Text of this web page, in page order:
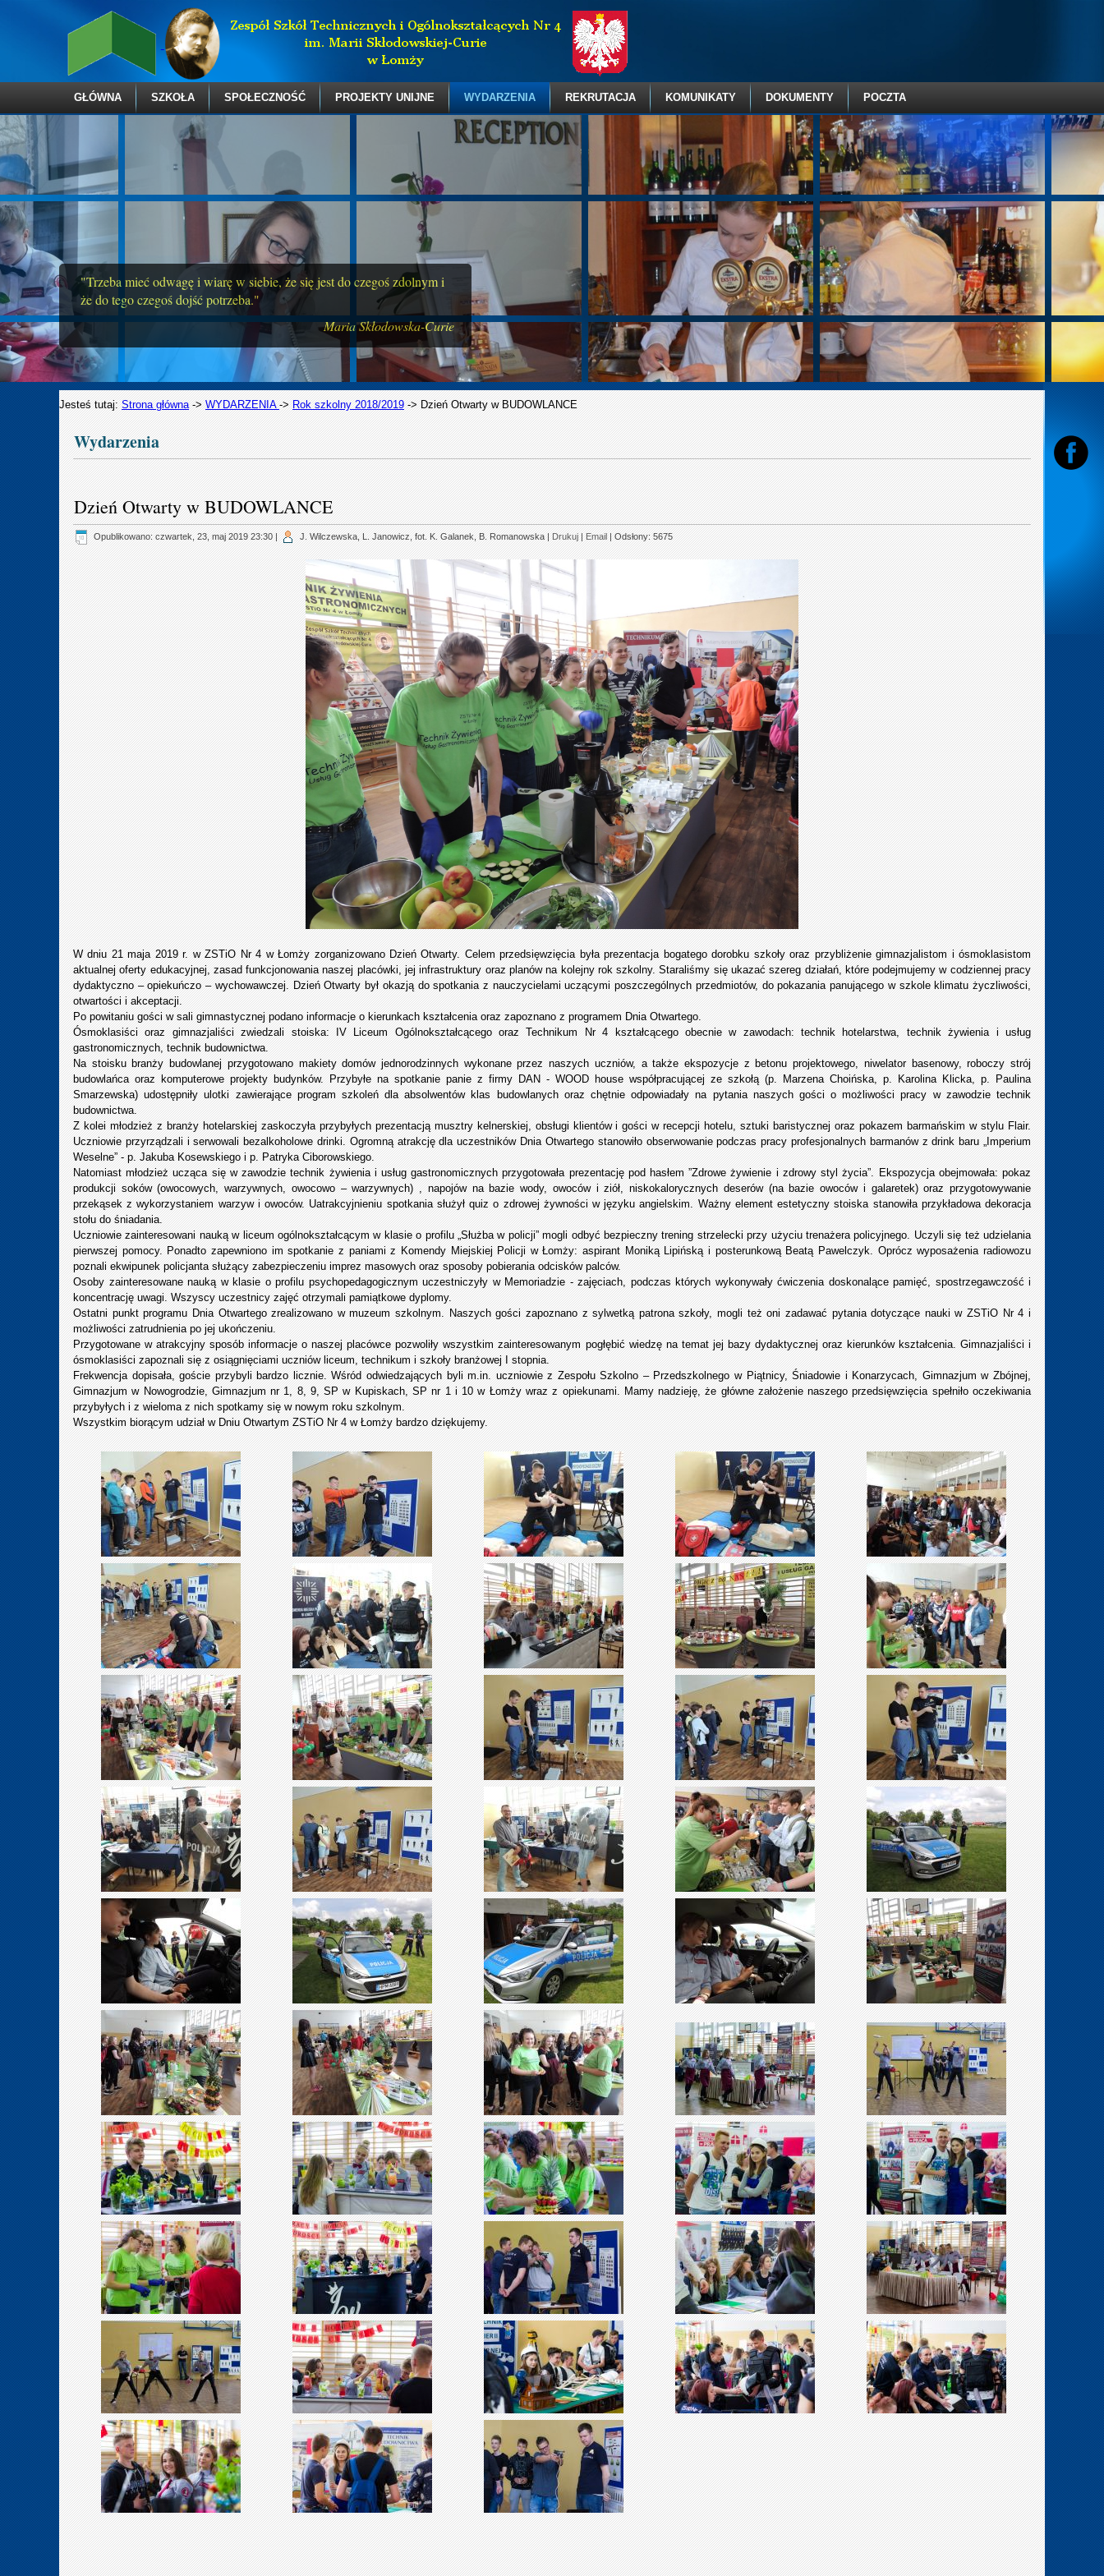
"Trzeba mieć odwagę i wiarę w siebie, że się jest do czegoś zdolnym i
że do tego czegoś dojść potrzeba."
Maria Skłodowska-Curie
GŁÓWNA SZKOŁA SPOŁECZNOŚĆ PROJEKTY UNIJNE WYDARZENIA REKRUTACJA KOMUNIKATY DOKUMENTY POCZTA
Jesteś tutaj: Strona główna-> WYDARZENIA -> Rok szkolny 2018/2019 -> Dzień Otwarty w BUDOWLANCE
Wydarzenia
Dzień Otwarty w BUDOWLANCE
Opublikowano: czwartek, 23, maj 2019 23:30 | J. Wilczewska, L. Janowicz, fot. K. Galanek, B. Romanowska | Drukuj | Email | Odsłony: 5675
W dniu 21 maja 2019 r. w ZSTiO Nr 4 w Łomży zorganizowano Dzień Otwarty. Celem przedsięwzięcia była prezentacja bogatego dorobku szkoły oraz przybliżenie gimnazjalistom i ósmoklasistom
aktualnej oferty edukacyjnej, zasad funkcjonowania naszej placówki, jej infrastruktury oraz planów na kolejny rok szkolny. Staraliśmy się ukazać szereg działań, które podejmujemy w codziennej pracy
dydaktyczno – opiekuńczo – wychowawczej. Dzień Otwarty był okazją do spotkania z nauczycielami uczącymi poszczególnych przedmiotów, do pokazania panującego w szkole klimatu życzliwości,
otwartości i akceptacji.
Po powitaniu gości w sali gimnastycznej podano informacje o kierunkach kształcenia oraz zapoznano z programem Dnia Otwartego.
Ósmoklasiści oraz gimnazjaliści zwiedzali stoiska: IV Liceum Ogólnokształcącego oraz Technikum Nr 4 kształcącego obecnie w zawodach: technik hotelarstwa, technik żywienia i usług
gastronomicznych, technik budownictwa.
Na stoisku branży budowlanej przygotowano makiety domów jednorodzinnych wykonane przez naszych uczniów, a także ekspozycje z betonu projektowego, niwelator basenowy, roboczy strój
budowlańca oraz komputerowe projekty budynków. Przybyłe na spotkanie panie z firmy DAN - WOOD house współpracującej ze szkołą (p. Marzena Choińska, p. Karolina Klicka, p. Paulina
Smarzewska) udostępniły ulotki zawierające program szkoleń dla absolwentów klas budowlanych oraz chętnie odpowiadały na pytania naszych gości o możliwości pracy w zawodzie technik
budownictwa.
Z kolei młodzież z branży hotelarskiej zaskoczyła przybyłych prezentacją musztry kelnerskiej, obsługi klientów i gości w recepcji hotelu, sztuki baristycznej oraz pokazem barmańskim w stylu Flair.
Uczniowie przyrządzali i serwowali bezalkoholowe drinki. Ogromną atrakcję dla uczestników Dnia Otwartego stanowiło obserwowanie podczas pracy profesjonalnych barmanów z drink baru „Imperium
Weselne” - p. Jakuba Kosewskiego i p. Patryka Ciborowskiego.
Natomiast młodzież ucząca się w zawodzie technik żywienia i usług gastronomicznych przygotowała prezentację pod hasłem ”Zdrowe żywienie i zdrowy styl życia”. Ekspozycja obejmowała: pokaz
produkcji soków (owocowych, warzywnych, owocowo – warzywnych) , napojów na bazie wody, owoców i ziół, niskokalorycznych deserów (na bazie owoców i galaretek) oraz przygotowywanie
przekąsek z wykorzystaniem warzyw i owoców. Uatrakcyjnieniu spotkania służył quiz o zdrowej żywności w języku angielskim. Ważny element estetyczny stoiska stanowiła przykładowa dekoracja
stołu do śniadania.
Uczniowie zainteresowani nauką w liceum ogólnokształcącym w klasie o profilu „Służba w policji” mogli odbyć bezpieczny trening strzelecki przy użyciu trenażera policyjnego. Uczyli się też udzielania
pierwszej pomocy. Ponadto zapewniono im spotkanie z paniami z Komendy Miejskiej Policji w Łomży: aspirant Moniką Lipińską i posterunkową Beatą Pawelczyk. Oprócz wyposażenia radiowozu
poznali ekwipunek policjanta służący zabezpieczeniu imprez masowych oraz sposoby pobierania odcisków palców.
Osoby zainteresowane nauką w klasie o profilu psychopedagogicznym uczestniczyły w Memoriadzie - zajęciach, podczas których wykonywały ćwiczenia doskonalące pamięć, spostrzegawczość i
koncentrację uwagi. Wszyscy uczestnicy zajęć otrzymali pamiątkowe dyplomy.
Ostatni punkt programu Dnia Otwartego zrealizowano w muzeum szkolnym. Naszych gości zapoznano z sylwetką patrona szkoły, mogli też oni zadawać pytania dotyczące nauki w ZSTiO Nr 4 i
możliwości zatrudnienia po jej ukończeniu.
Przygotowane w atrakcyjny sposób informacje o naszej placówce pozwoliły wszystkim zainteresowanym pogłębić wiedzę na temat jej bazy dydaktycznej oraz kierunków kształcenia. Gimnazjaliści i
ósmoklasiści zapoznali się z osiągnięciami uczniów liceum, technikum i szkoły branżowej I stopnia.
Frekwencja dopisała, goście przybyli bardzo licznie. Wśród odwiedzających byli m.in. uczniowie z Zespołu Szkolno – Przedszkolnego w Piątnicy, Śniadowie i Konarzycach, Gimnazjum w Zbójnej,
Gimnazjum w Nowogrodzie, Gimnazjum nr 1, 8, 9, SP w Kupiskach, SP nr 1 i 10 w Łomży wraz z opiekunami. Mamy nadzieję, że główne założenie naszego przedsięwzięcia spełniło oczekiwania
przybyłych i z wieloma z nich spotkamy się w nowym roku szkolnym.
Wszystkim biorącym udział w Dniu Otwartym ZSTiO Nr 4 w Łomży bardzo dziękujemy.